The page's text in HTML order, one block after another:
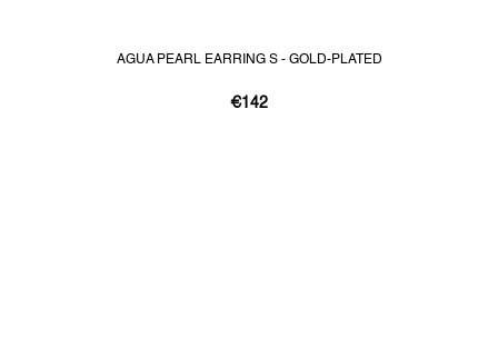
AGUA PEARL EARRING S - GOLD-PLATED
€142